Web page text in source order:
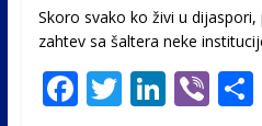
Skoro svako ko živi u
zahtev sa šaltera neke
F T Li Vi S